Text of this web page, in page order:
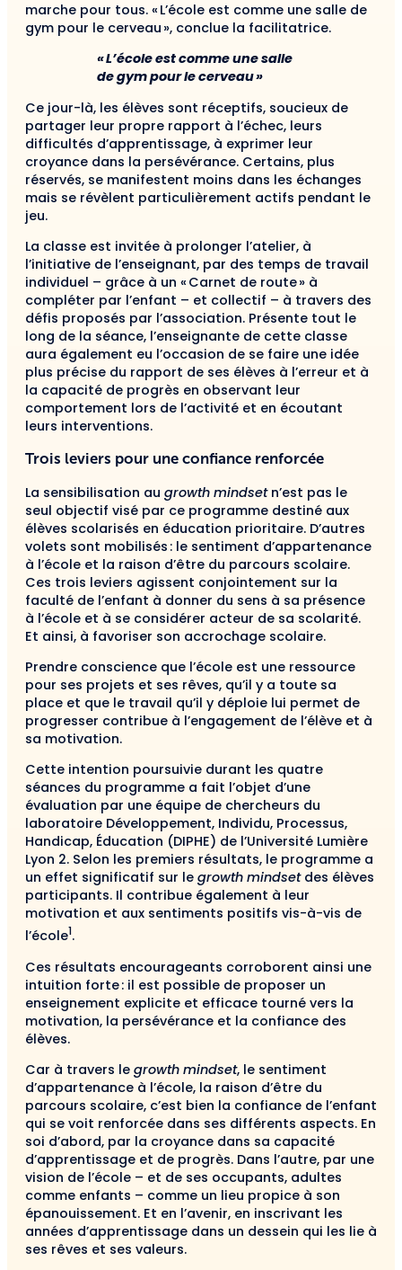
marche pour tous. « L’école est comme une salle de
gym pour le cerveau », conclue la facilitatrice.
« L’école est comme une salle
de gym pour le cerveau »
Ce jour-là, les élèves sont réceptifs, soucieux de
partager leur propre rapport à l’échec, leurs
difficultés d’apprentissage, à exprimer leur
croyance dans la persévérance. Certains, plus
réservés, se manifestent moins dans les échanges
mais se révèlent particulièrement actifs pendant le
jeu.
La classe est invitée à prolonger l’atelier, à
l’initiative de l’enseignant, par des temps de travail
individuel – grâce à un « Carnet de route » à
compléter par l’enfant – et collectif – à travers des
défis proposés par l’association. Présente tout le
long de la séance, l’enseignante de cette classe
aura également eu l’occasion de se faire une idée
plus précise du rapport de ses élèves à l’erreur et à
la capacité de progrès en observant leur
comportement lors de l’activité et en écoutant
leurs interventions.
Trois leviers pour une confiance renforcée
La sensibilisation au growth mindsetn’est pas le
seul objectif visé par ce programme destiné aux
élèves scolarisés en éducation prioritaire. D’autres
volets sont mobilisés : le sentiment d’appartenance
à l’école et la raison d’être du parcours scolaire.
Ces trois leviers agissent conjointement sur la
faculté de l’enfant à donner du sens à sa présence
à l’école et à se considérer acteur de sa scolarité.
Et ainsi, à favoriser son accrochage scolaire.
Prendre conscience que l’école est une ressource
pour ses projets et ses rêves, qu’il y a toute sa
place et que le travail qu’il y déploie lui permet de
progresser contribue à l’engagement de l’élève et à
sa motivation.
Cette intention poursuivie durant les quatre
séances du programme a fait l’objet d’une
évaluation par une équipe de chercheurs du
laboratoire Développement, Individu, Processus,
Handicap, Éducation (DIPHE) de l’Université Lumière
Lyon 2. Selon les premiers résultats, le programme a
un effet significatif sur le growth mindset des élèves
participants. Il contribue également à leur
motivation et aux sentiments positifs vis-à-vis de
l’école1.
Ces résultats encourageants corroborent ainsi une
intuition forte : il est possible de proposer un
enseignement explicite et efficace tourné vers la
motivation, la persévérance et la confiance des
élèves.
Car à travers le growth mindset, le sentiment
d’appartenance à l’école, la raison d’être du
parcours scolaire, c’est bien la confiance de l’enfant
qui se voit renforcée dans ses différents aspects. En
soi d’abord, par la croyance dans sa capacité
d’apprentissage et de progrès. Dans l’autre, par une
vision de l’école – et de ses occupants, adultes
comme enfants – comme un lieu propice à son
épanouissement. Et en l’avenir, en inscrivant les
années d’apprentissage dans un dessein qui les lie à
ses rêves et ses valeurs.